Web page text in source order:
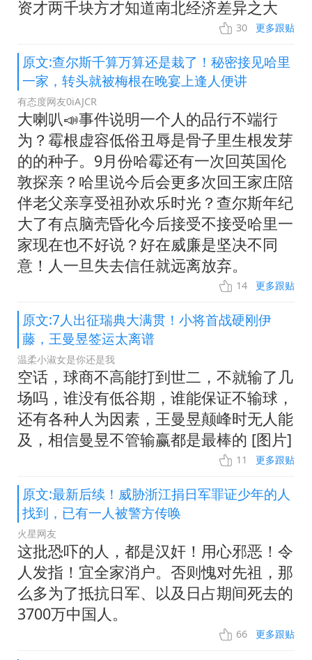
资才两千块方才知道南北经济差异之大
30 更多跟贴
原文:查尔斯千算万算还是栽了！秘密接见哈里
一家，转头就被梅根在晚宴上逢人便讲
有态度网友0iAJCR
大喇叭📣事件说明一个人的品行不端行
为？霉根虚容低俗丑辱是骨子里生根发芽
的的种子。9月份哈霉还有一次回英国伦
敦探亲？哈里说今后会更多次回王家庄陪
伴老父亲享受祖孙欢乐时光？查尔斯年纪
大了有点脑壳昏化今后接受不接受哈里一
家现在也不好说？好在威廉是坚决不同
意！人一旦失去信任就远离放弃。
14 更多跟贴
原文:7人出征瑞典大满贯！小将首战硬刚伊
藤，王曼昱签运太离谱
温柔小淑女是你还是我
空话，球商不高能打到世二，不就输了几
场吗，谁没有低谷期，谁能保证不输球，
还有各种人为因素，王曼昱颠峰时无人能
及，相信曼昱不管输赢都是最棒的 [图片]
11 更多跟贴
原文:最新后续！威胁浙江捐日军罪证少年的人
找到，已有一人被警方传唤
火星网友
这批恐吓的人，都是汉奸！用心邪恶！令
人发指！宜全家消户。否则愧对先祖，那
么多为了抵抗日军、以及日占期间死去的
3700万中国人。
66 更多跟贴